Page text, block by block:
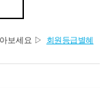
보세요 ▷
회원등급별혜